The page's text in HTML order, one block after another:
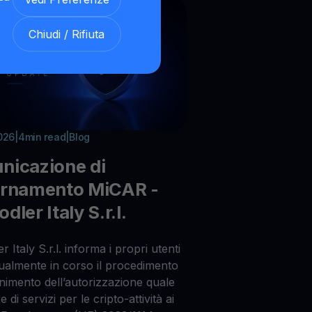
Chiudi / Rifiuta
4min read Blog
di
MiCAR -
Italy S.r.l.
Italy S.r.l. informa i propri utenti
in corso il procedimento
dell’autorizzazione quale
di servizi per le cripto-attività ai